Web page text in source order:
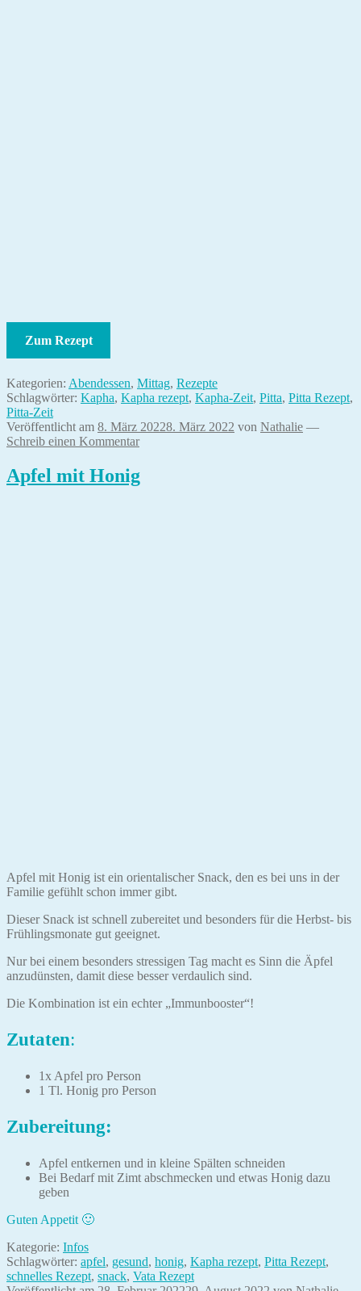
Zum Rezept
Kategorien: Abendessen, Mittag, Rezepte
Schlagwörter: Kapha, Kapha rezept, Kapha-Zeit, Pitta, Pitta Rezept,
Pitta-Zeit
Veröffentlicht am 8. März 20228. März 2022 von Nathalie —
Schreib einen Kommentar
Apfel mit Honig
Apfel mit Honig ist ein orientalischer Snack, den es bei uns in der
Familie gefühlt schon immer gibt.
Dieser Snack ist schnell zubereitet und besonders für die Herbst- bis
Frühlingsmonate gut geeignet.
Nur bei einem besonders stressigen Tag macht es Sinn die Äpfel
anzudünsten, damit diese besser verdaulich sind.
Die Kombination ist ein echter „Immunbooster“!
Zutaten:
1x Apfel pro Person
1 Tl. Honig pro Person
Zubereitung:
Apfel entkernen und in kleine Spälten schneiden
Bei Bedarf mit Zimt abschmecken und etwas Honig dazu
geben
Guten Appetit 🙂
Kategorie: Infos
Schlagwörter: apfel, gesund, honig, Kapha rezept, Pitta Rezept,
schnelles Rezept, snack, Vata Rezept